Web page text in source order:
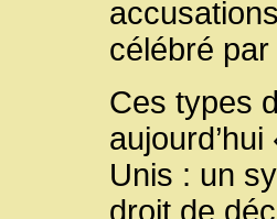
célébré
Ces types
Unis : un
droit de